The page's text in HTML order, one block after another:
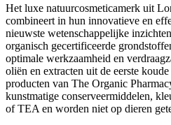
Het luxe natuurcosmeticamerk uit
combineert in hun innovatieve en
nieuwste wetenschappelijke
organisch gecertificeerde
optimale werkzaamheid en
oliën en extracten uit de eerste
producten van The Organic
kunstmatige conserveermiddelen,
of TEA en worden niet op dieren